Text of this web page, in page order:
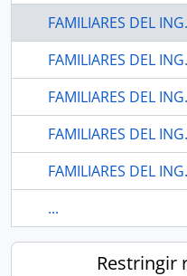
FAMILIARES DEL
...
Restringir